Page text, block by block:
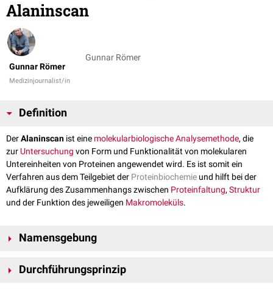
Alaninscan
Gunnar Römer
Medizinjournalist/in
Gunnar Römer
Definition
DerAlaninscan ist eine molekularbiologischeAnalysemethode, die
zur Untersuchung von Form und Funktionalität von molekularen
Untereinheiten von Proteinen angewendet wird. Es ist somit ein
Verfahren aus dem Teilgebiet der Proteinbiochemie und hilft bei der
Aufklärung des Zusammenhangs zwischen Proteinfaltung, Struktur
und der Funktion des jeweiligen Makromoleküls.
Namensgebung
bestimmtenAminosäureinnerhalb eines
Durchführungsprinzip